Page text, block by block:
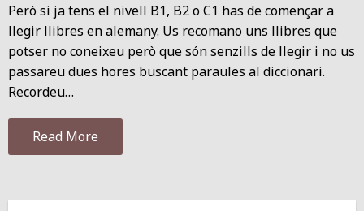
Però si ja tens el nivell B1, B2 o C1 has de començar a
llegir llibres en alemany. Us recomano uns llibres que
potser no coneixeu però que són senzills de llegir i no us
passareu dues hores buscant paraules al diccionari.
Recordeu…
Read More